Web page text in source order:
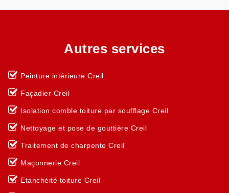
Autres services
Peinture intérieure Creil
Façadier Creil
Isolation comble toiture par soufflage Creil
Nettoyage et pose de gouttière Creil
Traitement de charpente Creil
Maçonnerie Creil
Etanchéité toiture Creil